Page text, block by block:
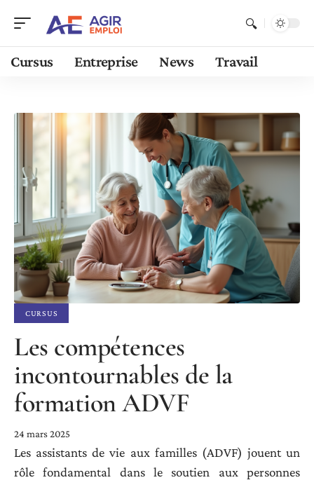
Cursus Entreprise News Travail
CURSUS
Les compétences
incontournables de la
formation ADVF
24 mars 2025
Les assistants de vie aux familles (ADVF) jouent un
rôle fondamental dans le soutien aux personnes